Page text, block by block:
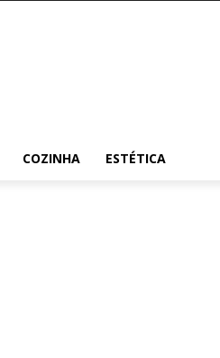
COZINHA ESTÉTICA